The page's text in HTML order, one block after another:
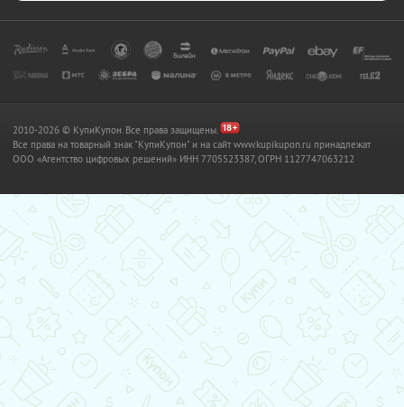
2010-2026 © КупиКупон. Все права защищены.
Все права на товарный знак "КупиКупон" и на сайт www.kupikupon.ru принадлежат
OOO «Агентство цифровых решений» ИНН 7705523387, ОГРН 1127747063212